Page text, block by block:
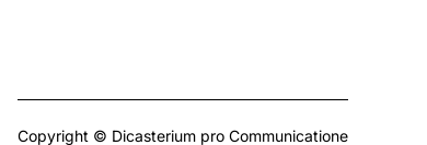
Copyright © Dicasterium pro Communicatione